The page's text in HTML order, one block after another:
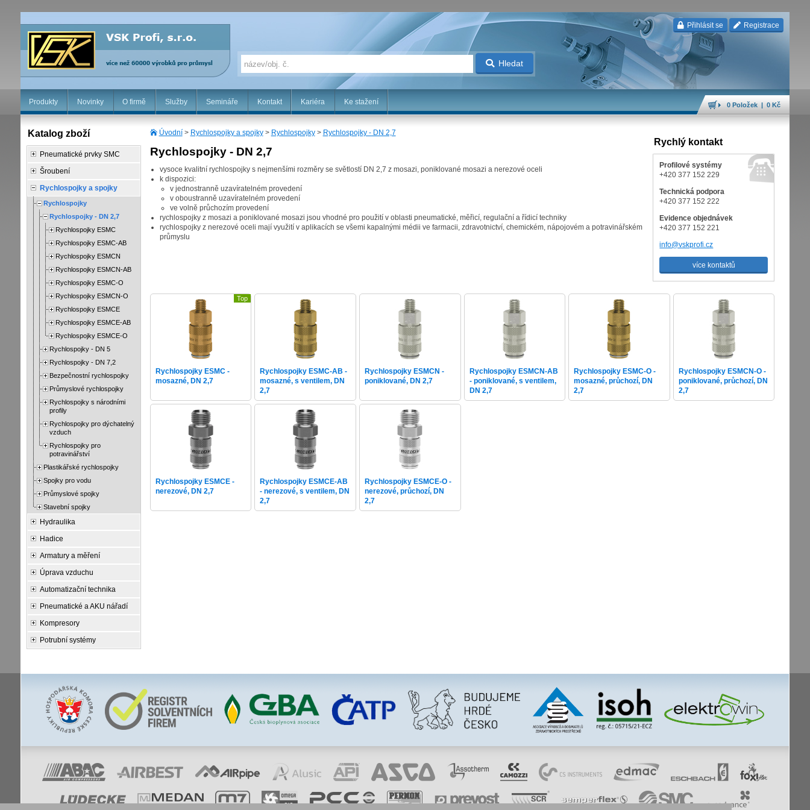
Přihlásit se Registrace
Hledat
Produkty Novinky O firmě Služby Semináře Kontakt Kariéra Ke stažení 0 Položek | 0 Kč
Úvodní> Rychlospojky a spojky> Rychlospojky> Rychlospojky - DN 2,7
Rychlý kontakt
Profilové systémy
+420 377 152 229
Technická podpora
+420 377 152 222
Evidence objednávek
+420 377 152 221
info@vskprofi.cz
více kontaktů
Rychlospojky - DN 2,7
vysoce kvalitní rychlospojky s nejmenšími rozměry se světlostí DN 2,7 z mosazi, poniklované mosazi a nerezové oceli
k dispozici:
v jednostranně uzavíratelném provedení
v oboustranně uzavíratelném provedení
ve volně průchozím provedení
rychlospojky z mosazi a poniklované mosazi jsou vhodné pro použití v oblasti pneumatické, měřicí, regulační a řídicí techniky
rychlospojky z nerezové oceli mají využití v aplikacích se všemi kapalnými médii ve farmacii, zdravotnictví, chemickém, nápojovém a potravinářském
průmyslu
Top
Rychlospojky ESMC -
mosazné, DN 2,7
Rychlospojky ESMC-AB -
mosazné, s ventilem, DN
2,7
Rychlospojky ESMCN -
poniklované, DN 2,7
Rychlospojky ESMCN-AB
- poniklované, s ventilem,
DN 2,7
Rychlospojky ESMC-O -
mosazné, průchozí, DN
2,7
Rychlospojky ESMCN-O -
poniklované, průchozí, DN
2,7
Rychlospojky ESMCE -
nerezové, DN 2,7
Rychlospojky ESMCE-AB
- nerezové, s ventilem, DN
2,7
Rychlospojky ESMCE-O -
nerezové, průchozí, DN
2,7
Katalog zboží
Pneumatické prvky SMC
Šroubení
Rychlospojky a spojky
Rychlospojky
Rychlospojky - DN 2,7
Rychlospojky ESMC
Rychlospojky ESMC-AB
Rychlospojky ESMCN
Rychlospojky ESMCN-AB
Rychlospojky ESMC-O
Rychlospojky ESMCN-O
Rychlospojky ESMCE
Rychlospojky ESMCE-AB
Rychlospojky ESMCE-O
Rychlospojky - DN 5
Rychlospojky - DN 7,2
Bezpečnostní rychlospojky
Průmyslové rychlospojky
Rychlospojky s národními
profily
Rychlospojky pro dýchatelný
vzduch
Rychlospojky pro
potravinářství
Plastikářské rychlospojky
Spojky pro vodu
Průmyslové spojky
Stavební spojky
Hydraulika
Hadice
Armatury a měření
Úprava vzduchu
Automatizační technika
Pneumatické a AKU nářadí
Kompresory
Potrubní systémy